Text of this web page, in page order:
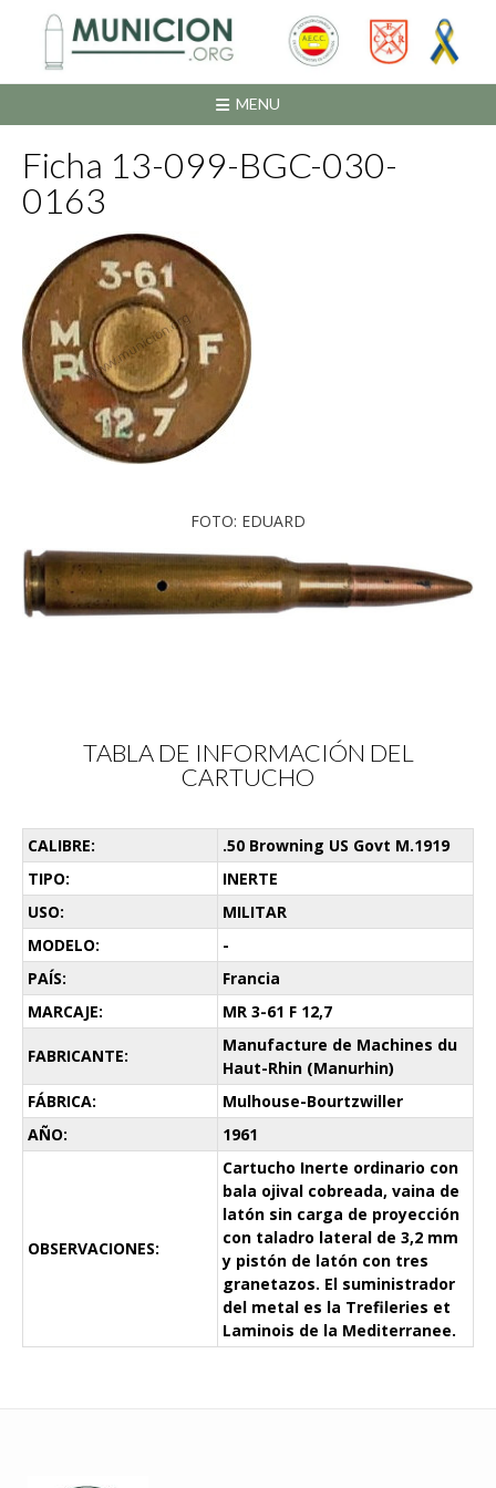
contenido
MENU
Ficha 13-099-BGC-030-
0163
FOTO: EDUARD
TABLA DE INFORMACIÓN DEL
CARTUCHO
CALIBRE:
.50 Browning US Govt M.1919
TIPO:
INERTE
USO:
MILITAR
MODELO:
-
PAÍS:
Francia
MARCAJE:
MR 3-61 F 12,7
FABRICANTE:
Manufacture de Machines du
Haut-Rhin (Manurhin)
FÁBRICA:
Mulhouse-Bourtzwiller
AÑO:
1961
OBSERVACIONES:
Cartucho Inerte ordinario con
bala ojival cobreada, vaina de
latón sin carga de proyección
con taladro lateral de 3,2 mm
y pistón de latón con tres
granetazos. El suministrador
del metal es la Trefileries et
Laminois de la Mediterranee.